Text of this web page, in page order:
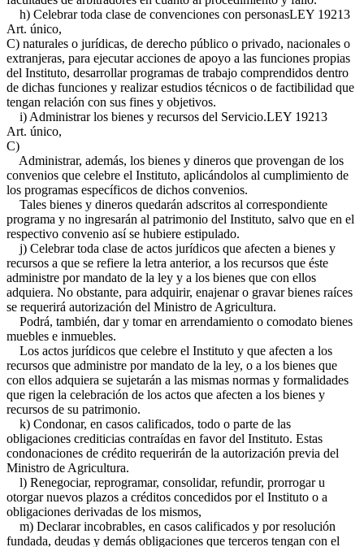
h) Celebrar toda clase de convenciones con personasLEY 19213
Art. único,
C) naturales o jurídicas, de derecho público o privado, nacionales o
extranjeras, para ejecutar acciones de apoyo a las funciones propias
del Instituto, desarrollar programas de trabajo comprendidos dentro
de dichas funciones y realizar estudios técnicos o de factibilidad que
tengan relación con sus fines y objetivos.
i) Administrar los bienes y recursos del Servicio.LEY 19213
Art. único,
C)
Administrar, además, los bienes y dineros que provengan de los
convenios que celebre el Instituto, aplicándolos al cumplimiento de
los programas específicos de dichos convenios.
Tales bienes y dineros quedarán adscritos al correspondiente
programa y no ingresarán al patrimonio del Instituto, salvo que en el
respectivo convenio así se hubiere estipulado.
j) Celebrar toda clase de actos jurídicos que afecten a bienes y
recursos a que se refiere la letra anterior, a los recursos que éste
administre por mandato de la ley y a los bienes que con ellos
adquiera. No obstante, para adquirir, enajenar o gravar bienes raíces
se requerirá autorización del Ministro de Agricultura.
Podrá, también, dar y tomar en arrendamiento o comodato bienes
muebles e inmuebles.
Los actos jurídicos que celebre el Instituto y que afecten a los
recursos que administre por mandato de la ley, o a los bienes que
con ellos adquiera se sujetarán a las mismas normas y formalidades
que rigen la celebración de los actos que afecten a los bienes y
recursos de su patrimonio.
k) Condonar, en casos calificados, todo o parte de las
obligaciones crediticias contraídas en favor del Instituto. Estas
condonaciones de crédito requerirán de la autorización previa del
Ministro de Agricultura.
l) Renegociar, reprogramar, consolidar, refundir, prorrogar u
otorgar nuevos plazos a créditos concedidos por el Instituto o a
obligaciones derivadas de los mismos,
m) Declarar incobrables, en casos calificados y por resolución
fundada, deudas y demás obligaciones que terceros tengan con el